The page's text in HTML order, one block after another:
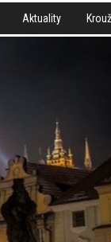
Aktuality